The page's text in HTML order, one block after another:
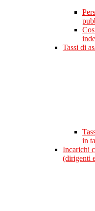
Tassi di
in
Incarichi
(dirigenti